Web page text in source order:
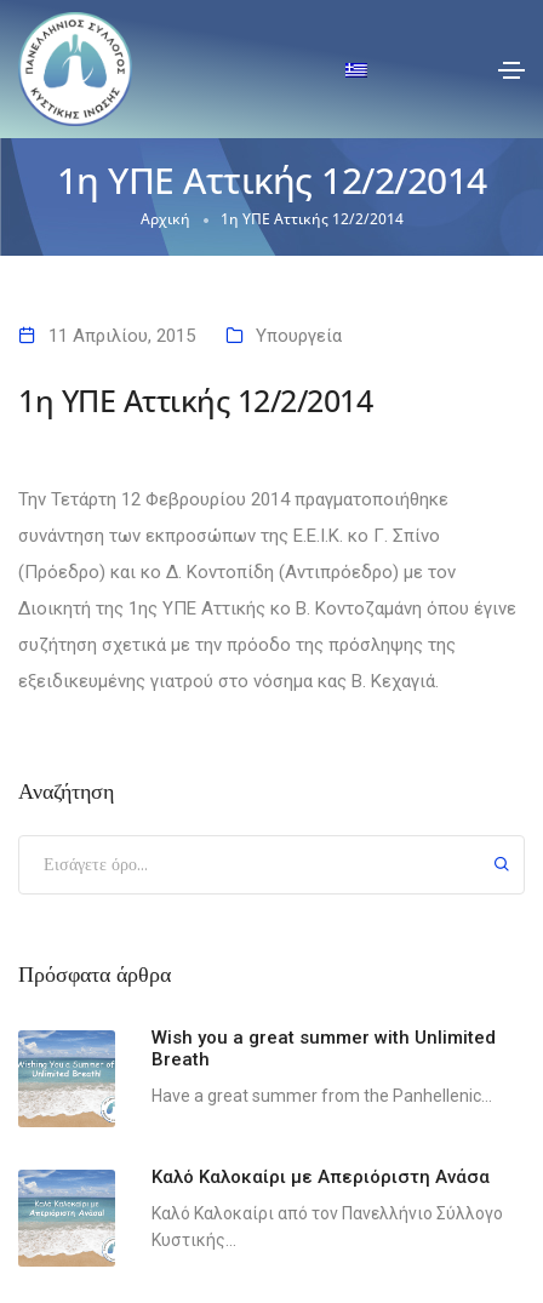
1η ΥΠΕ Αττικής 12/2/2014
Αρχική 1η ΥΠΕ Αττικής 12/2/2014
11 Απριλίου, 2015 Υπουργεία
1η ΥΠΕ Αττικής 12/2/2014
Την Τετάρτη 12 Φεβρουρίου 2014 πραγματοποιήθηκε
συνάντηση των εκπροσώπων της Ε.Ε.Ι.Κ. κο Γ. Σπίνο
(Πρόεδρο) και κο Δ. Κοντοπίδη (Αντιπρόεδρο) με τον
Διοικητή της 1ης ΥΠΕ Αττικής κο Β. Κοντοζαμάνη όπου έγινε
συζήτηση σχετικά με την πρόοδο της πρόσληψης της
εξειδικευμένης γιατρού στο νόσημα κας Β. Κεχαγιά.
Αναζήτηση
Πρόσφατα άρθρα
Wish you a great summer with Unlimited
Breath
Have a great summer from the Panhellenic...
Καλό Καλοκαίρι με Απεριόριστη Ανάσα
Καλό Καλοκαίρι από τον Πανελλήνιο Σύλλογο
Κυστικής...